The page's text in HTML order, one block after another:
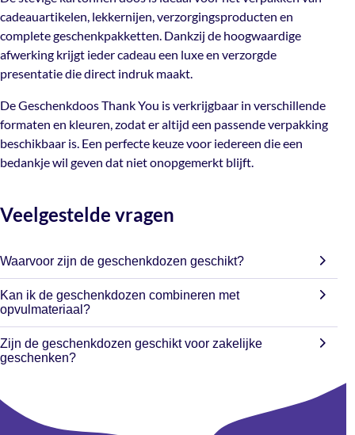
De Geschenkdoos Thank You is verkrijgbaar in
verschillende formaten en kleuren, zodat er altijd een
passende verpakking beschikbaar is. Een perfecte keuze
voor iedereen die een bedankje wil geven dat niet
cadeauartikelen, lekkernijen, verzorgingsproducten en
complete geschenkpakketten. Dankzij de hoogwaardige
afwerking krijgt ieder cadeau een luxe en verzorgde
presentatie die direct indruk maakt.
De Geschenkdoos Thank You is verkrijgbaar in verschillende
formaten en kleuren, zodat er altijd een passende verpakking
beschikbaar is. Een perfecte keuze voor iedereen die een
bedankje wil geven dat niet onopgemerkt blijft.
Veelgestelde vragen
Waarvoor zijn de geschenkdozen geschikt?
De geschenkdozen zijn geschikt voor onder andere
relatiegeschenken, cadeaupakketten, kerstpakketten,
verzorgingsproducten, streekproducten en andere cadeaus.
Kan ik de geschenkdozen combineren met
opvulmateriaal?
Ja, de geschenkdozen zijn perfect te combineren met
houtwol, sizzlepak, vloeipapier en andere opvulmaterialen
Zijn de geschenkdozen geschikt voor zakelijke
geschenken?
zeer geschikt voor relatiegeschenken,
medewerkerspakketten en promotionele acties.